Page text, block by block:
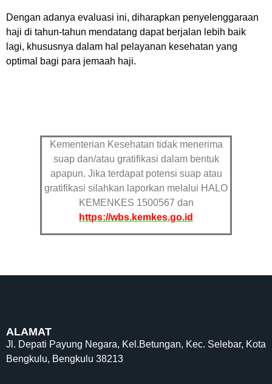
Dengan adanya evaluasi ini, diharapkan penyelenggaraan
haji di tahun-tahun mendatang dapat berjalan lebih baik
lagi, khususnya dalam hal pelayanan kesehatan yang
optimal bagi para jemaah haji.
Kementerian Kesehatan tidak menerima
suap dan/atau gratifikasi dalam bentuk
apapun. Jika terdapat potensi suap atau
gratifikasi silahkan laporkan melalui HALO
KEMENKES 1500567 dan
https://wbs.kemkes.go.id
ALAMAT
Jl. Depati Payung Negara, Kel.Betungan, Kec. Selebar, Kota
Bengkulu, Bengkulu 38213